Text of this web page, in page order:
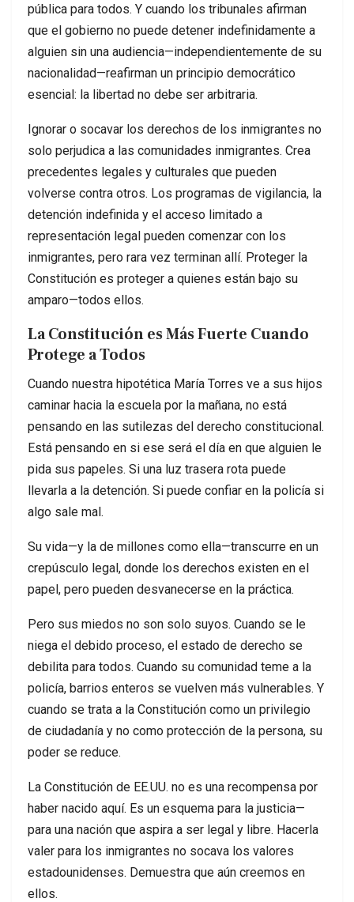
pública para todos. Y cuando los tribunales afirman
que el gobierno no puede detener indefinidamente a
alguien sin una audiencia—independientemente de su
nacionalidad—reafirman un principio democrático
esencial: la libertad no debe ser arbitraria.
Ignorar o socavar los derechos de los inmigrantes no
solo perjudica a las comunidades inmigrantes. Crea
precedentes legales y culturales que pueden
volverse contra otros. Los programas de vigilancia, la
detención indefinida y el acceso limitado a
representación legal pueden comenzar con los
inmigrantes, pero rara vez terminan allí. Proteger la
Constitución es proteger a quienes están bajo su
amparo—todos ellos.
La Constitución es Más Fuerte Cuando
Protege a Todos
Cuando nuestra hipotética María Torres ve a sus hijos
caminar hacia la escuela por la mañana, no está
pensando en las sutilezas del derecho constitucional.
Está pensando en si ese será el día en que alguien le
pida sus papeles. Si una luz trasera rota puede
llevarla a la detención. Si puede confiar en la policía si
algo sale mal.
Su vida—y la de millones como ella—transcurre en un
crepúsculo legal, donde los derechos existen en el
papel, pero pueden desvanecerse en la práctica.
Pero sus miedos no son solo suyos. Cuando se le
niega el debido proceso, el estado de derecho se
debilita para todos. Cuando su comunidad teme a la
policía, barrios enteros se vuelven más vulnerables. Y
cuando se trata a la Constitución como un privilegio
de ciudadanía y no como protección de la persona, su
poder se reduce.
La Constitución de EE.UU. no es una recompensa por
haber nacido aquí. Es un esquema para la justicia—
para una nación que aspira a ser legal y libre. Hacerla
valer para los inmigrantes no socava los valores
estadounidenses. Demuestra que aún creemos en
ellos.